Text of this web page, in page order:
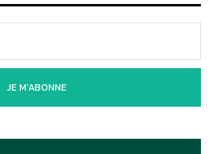
JE M'ABONNE